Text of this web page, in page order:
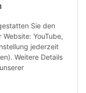
Sie den
YouTube,
jederzeit
Weitere Details
regelmäßig
Produktsortiment per E-